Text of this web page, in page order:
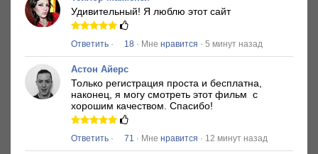
Удивительный! Я люблю этот сайт
Ответить · 18 · Мне нравится · 5 минут назад
Астон Айерс
Только регистрация проста и бесплатна,
наконец, я могу смотреть этот фильм с
хорошим качеством. Спасибо!
Ответить · 71 · Мне нравится · 12 минут назад